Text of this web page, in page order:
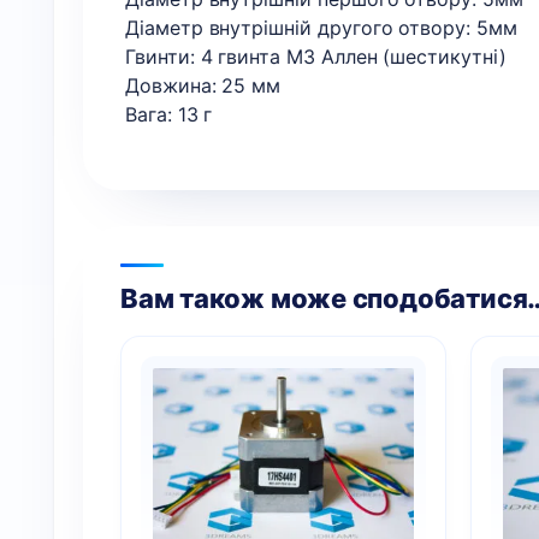
Діаметр внутрішній другого отвору: 5мм
Гвинти: 4 гвинта М3 Аллен (шестикутні)
Довжина: 25 мм
Вага: 13 г
Вам також може